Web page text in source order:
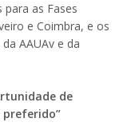
as Fases
e Coimbra, e os
AAUAv e da
de